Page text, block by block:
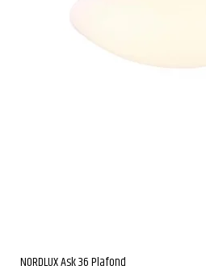
NORDLUX Ask 36 Plafond